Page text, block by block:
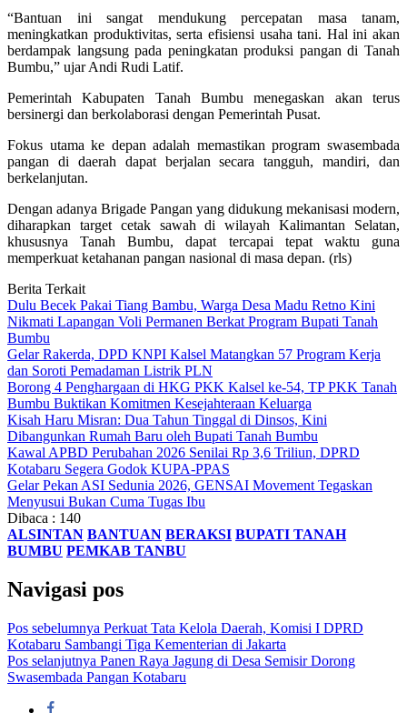
“Bantuan ini sangat mendukung percepatan masa tanam,
meningkatkan produktivitas, serta efisiensi usaha tani. Hal ini akan
berdampak langsung pada peningkatan produksi pangan di Tanah
Bumbu,” ujar Andi Rudi Latif.
Pemerintah Kabupaten Tanah Bumbu menegaskan akan terus
bersinergi dan berkolaborasi dengan Pemerintah Pusat.
Fokus utama ke depan adalah memastikan program swasembada
pangan di daerah dapat berjalan secara tangguh, mandiri, dan
berkelanjutan.
Dengan adanya Brigade Pangan yang didukung mekanisasi modern,
diharapkan target cetak sawah di wilayah Kalimantan Selatan,
khususnya Tanah Bumbu, dapat tercapai tepat waktu guna
memperkuat ketahanan pangan nasional di masa depan. (rls)
Berita Terkait
Dulu Becek Pakai Tiang Bambu, Warga Desa Madu Retno Kini
Nikmati Lapangan Voli Permanen Berkat Program Bupati Tanah
Bumbu
Gelar Rakerda, DPD KNPI Kalsel Matangkan 57 Program Kerja
dan Soroti Pemadaman Listrik PLN
Borong 4 Penghargaan di HKG PKK Kalsel ke-54, TP PKK Tanah
Bumbu Buktikan Komitmen Kesejahteraan Keluarga
Kisah Haru Misran: Dua Tahun Tinggal di Dinsos, Kini
Dibangunkan Rumah Baru oleh Bupati Tanah Bumbu
Kawal APBD Perubahan 2026 Senilai Rp 3,6 Triliun, DPRD
Kotabaru Segera Godok KUPA-PPAS
Gelar Pekan ASI Sedunia 2026, GENSAI Movement Tegaskan
Menyusui Bukan Cuma Tugas Ibu
Dibaca : 140
ALSINTAN BANTUAN BERAKSI BUPATI TANAH
BUMBU PEMKAB TANBU
Navigasi pos
Pos sebelumnya Perkuat Tata Kelola Daerah, Komisi I DPRD
Kotabaru Sambangi Tiga Kementerian di Jakarta
Pos selanjutnya Panen Raya Jagung di Desa Semisir Dorong
Swasembada Pangan Kotabaru